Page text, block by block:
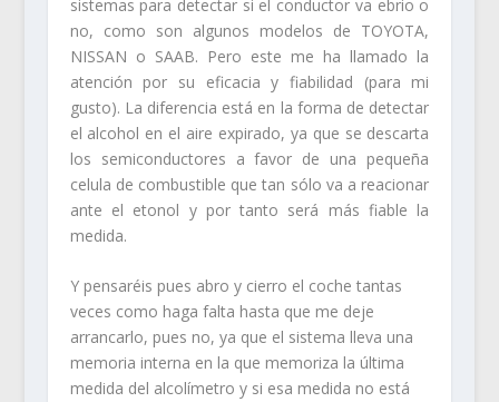
sistemas para detectar si el conductor va ebrio o
no, como son algunos modelos de TOYOTA,
NISSAN o SAAB. Pero este me ha llamado la
atención por su eficacia y fiabilidad (para mi
gusto). La diferencia está en la forma de detectar
el alcohol en el aire expirado, ya que se descarta
los semiconductores a favor de una pequeña
celula de combustible que tan sólo va a reacionar
ante el etonol y por tanto será más fiable la
medida.
Y pensaréis pues abro y cierro el coche tantas
veces como haga falta hasta que me deje
arrancarlo, pues no, ya que el sistema lleva una
memoria interna en la que memoriza la última
medida del alcolímetro y si esa medida no está